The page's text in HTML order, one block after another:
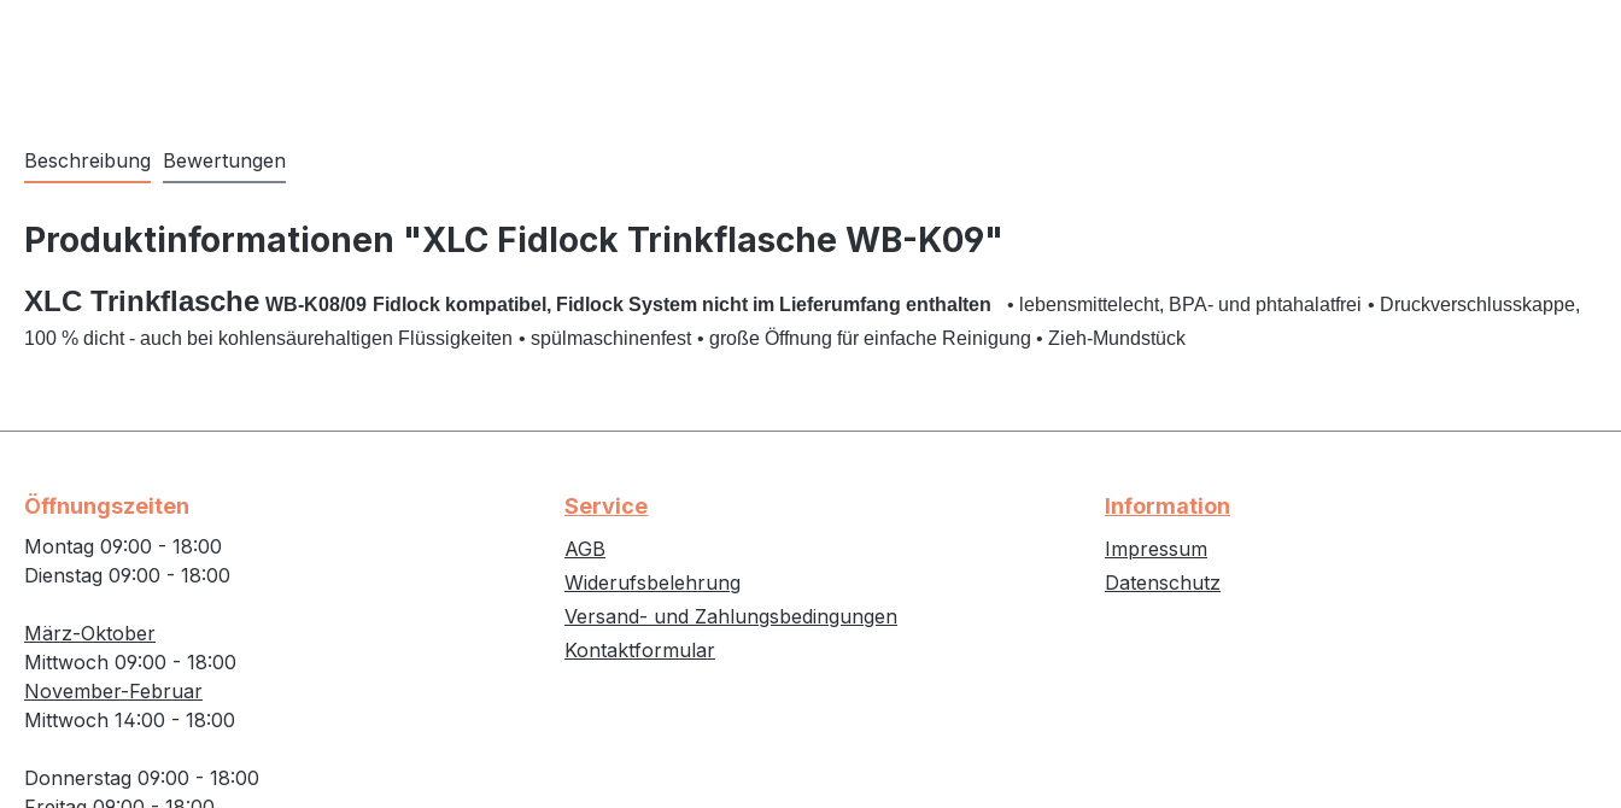
Beschreibung Bewertungen
Produktinformationen "XLC Fidlock Trinkflasche WB-K09"
XLC Trinkflasche WB-K08/09 Fidlock kompatibel, Fidlock System nicht im Lieferumfang enthalten • lebensmittelecht, BPA- und phtahalatfrei • Druckverschlusskappe,
100 % dicht - auch bei kohlensäurehaltigen Flüssigkeiten • spülmaschinenfest • große Öffnung für einfache Reinigung • Zieh-Mundstück
Öffnungszeiten
Montag 09:00 - 18:00
Dienstag 09:00 - 18:00
März-Oktober
Mittwoch 09:00 - 18:00
November-Februar
Mittwoch 14:00 - 18:00
Donnerstag 09:00 - 18:00
Service
AGB
Widerufsbelehrung
Versand- und Zahlungsbedingungen
Kontaktformular
Information
Impressum
Datenschutz